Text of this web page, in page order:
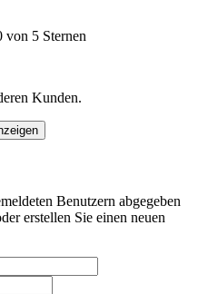
5 Sternen
Kunden.
Benutzern abgegeben
erstellen Sie einen neuen